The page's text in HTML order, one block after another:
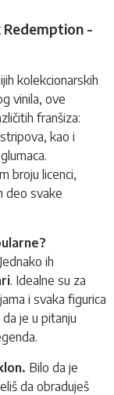
Redemption -
kolekcionarskih
vinila, ove
franšiza:
kao i
broju licenci,
deo svake
ih
. Idealne su za
i svaka figurica
je u pitanju
Bilo da je
da obraduješ